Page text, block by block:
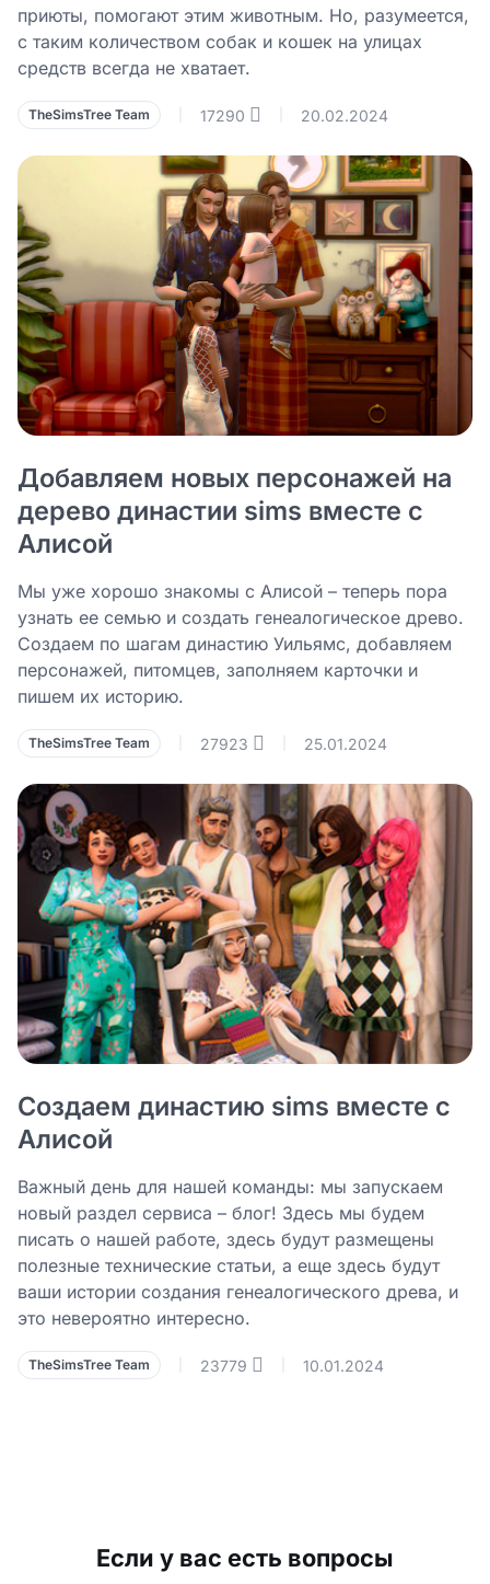
приюты, помогают этим животным. Но, разумеется,
с таким количеством собак и кошек на улицах
средств всегда не хватает.
TheSimsTree Team 17290 20.02.2024
Добавляем новых персонажей на
дерево династии sims вместе с
Алисой
Мы уже хорошо знакомы с Алисой – теперь пора
узнать ее семью и создать генеалогическое древо.
Создаем по шагам династию Уильямс, добавляем
персонажей, питомцев, заполняем карточки и
пишем их историю.
TheSimsTree Team 27923 25.01.2024
Создаем династию sims вместе с
Алисой
Важный день для нашей команды: мы запускаем
новый раздел сервиса – блог! Здесь мы будем
писать о нашей работе, здесь будут размещены
полезные технические статьи, а еще здесь будут
ваши истории создания генеалогического древа, и
это невероятно интересно.
TheSimsTree Team 23779 10.01.2024
Если у вас есть вопросы